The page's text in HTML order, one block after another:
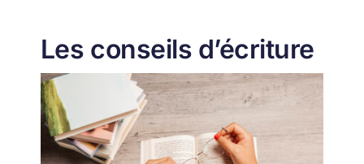
Les conseils d’écriture